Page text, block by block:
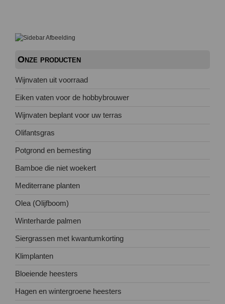
Onze producten
Wijnvaten uit voorraad
Eiken vaten voor de hobbybrouwer
Wijnvaten beplant voor uw terras
Olifantsgras
Potgrond en bemesting
Bamboe die niet woekert
Mediterrane planten
Olea (Olijfboom)
Winterharde palmen
Siergrassen met kwantumkorting
Klimplanten
Bloeiende heesters
Hagen en wintergroene heesters